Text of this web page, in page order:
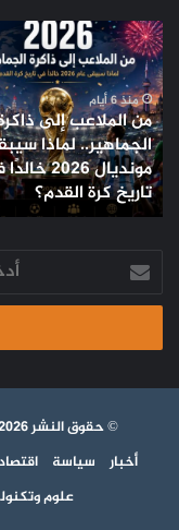
من
الملاعب
إلى
ذاكرة
الجماهير..
لماذا
سيبقى
مونديال
2026
في
تاريخ
كرة
منذ 6 أيام
من الملاعب إلى
الجماهير.. لماذا
مونديال 2026
تاريخ كرة القدم؟
أدخل
بريدك
الإلكتروني
© حقوق النشر 2026، جميع الحقوق محفوظة |
أخبار
سياسة
علوم